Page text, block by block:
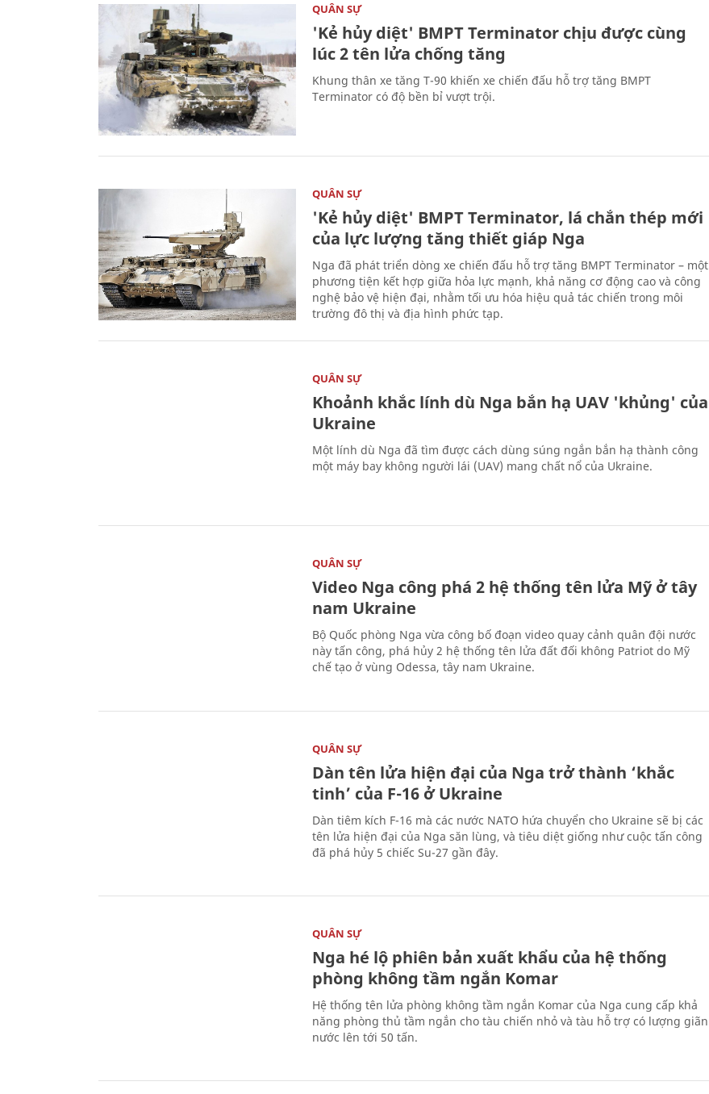
QUÂN SỰ
'Kẻ hủy diệt' BMPT Terminator chịu được cùng
lúc 2 tên lửa chống tăng
Khung thân xe tăng T-90 khiến xe chiến đấu hỗ trợ tăng BMPT
Terminator có độ bền bỉ vượt trội.
QUÂN SỰ
'Kẻ hủy diệt' BMPT Terminator, lá chắn thép mới
của lực lượng tăng thiết giáp Nga
Nga đã phát triển dòng xe chiến đấu hỗ trợ tăng BMPT Terminator – một
phương tiện kết hợp giữa hỏa lực mạnh, khả năng cơ động cao và công
nghệ bảo vệ hiện đại, nhằm tối ưu hóa hiệu quả tác chiến trong môi
trường đô thị và địa hình phức tạp.
QUÂN SỰ
Khoảnh khắc lính dù Nga bắn hạ UAV 'khủng' của
Ukraine
Một lính dù Nga đã tìm được cách dùng súng ngắn bắn hạ thành công
một máy bay không người lái (UAV) mang chất nổ của Ukraine.
QUÂN SỰ
Video Nga công phá 2 hệ thống tên lửa Mỹ ở tây
nam Ukraine
Bộ Quốc phòng Nga vừa công bố đoạn video quay cảnh quân đội nước
này tấn công, phá hủy 2 hệ thống tên lửa đất đối không Patriot do Mỹ
chế tạo ở vùng Odessa, tây nam Ukraine.
QUÂN SỰ
Dàn tên lửa hiện đại của Nga trở thành ‘khắc
tinh’ của F-16 ở Ukraine
Dàn tiêm kích F-16 mà các nước NATO hứa chuyển cho Ukraine sẽ bị các
tên lửa hiện đại của Nga săn lùng, và tiêu diệt giống như cuộc tấn công
đã phá hủy 5 chiếc Su-27 gần đây.
QUÂN SỰ
Nga hé lộ phiên bản xuất khẩu của hệ thống
phòng không tầm ngắn Komar
Hệ thống tên lửa phòng không tầm ngắn Komar của Nga cung cấp khả
năng phòng thủ tầm ngắn cho tàu chiến nhỏ và tàu hỗ trợ có lượng giãn
nước lên tới 50 tấn.